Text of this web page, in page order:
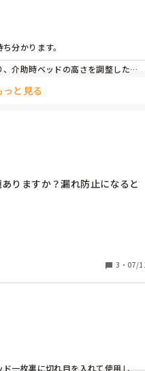
分かります。
介助時ベッドの高さを調整した
で腰痛や肩こりに効くヨガや
と見る
りますか？漏れ防止になると
3 ・ 07/
一枚裏に切れ目を入れて使用し